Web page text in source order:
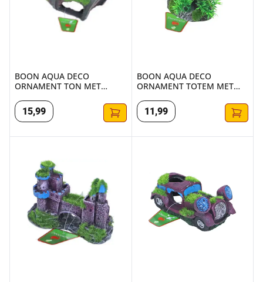
BOON AQUA DECO
ORNAMENT TON MET
15,99
BOON AQUA DECO
ORNAMENT TOTEM MET
11 ,99